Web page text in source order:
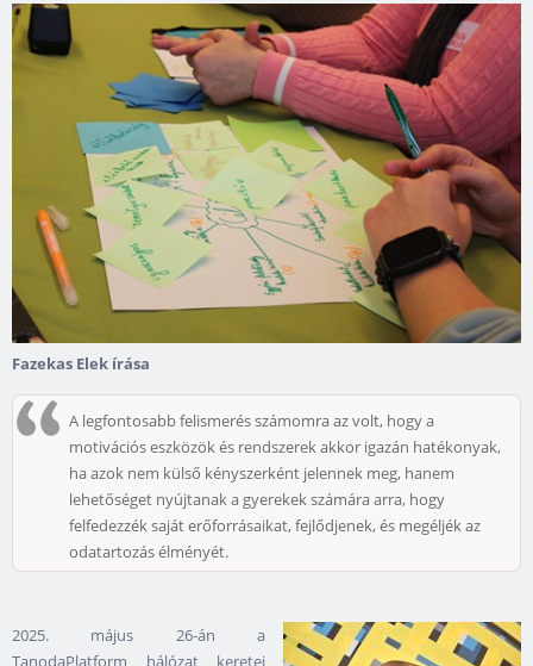
Fazekas Elek írása
A legfontosabb felismerés számomra az volt, hogy a
motivációs eszközök és rendszerek akkor igazán hatékonyak,
ha azok nem külső kényszerként jelennek meg, hanem
lehetőséget nyújtanak a gyerekek számára arra, hogy
felfedezzék saját erőforrásaikat, fejlődjenek, és megéljék az
odatartozás élményét.
2025. május 26-án a